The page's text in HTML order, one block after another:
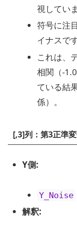
視してい
符号に注
イナスです
これは、
相関（-
ている結
係）。
[,3]列：第3正準
Y側:
Y_Noise
解釈: